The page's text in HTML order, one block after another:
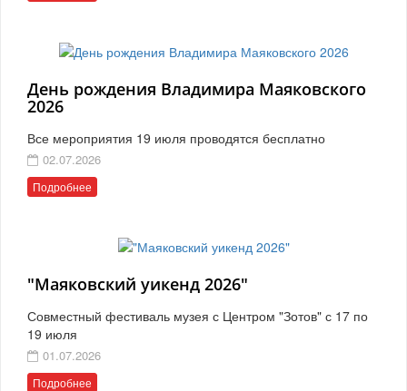
День рождения Владимира Маяковского
2026
Все мероприятия 19 июля проводятся бесплатно
02.07.2026
Подробнее
"Маяковский уикенд 2026"
Совместный фестиваль музея с Центром "Зотов" с 17 по
19 июля
01.07.2026
Подробнее